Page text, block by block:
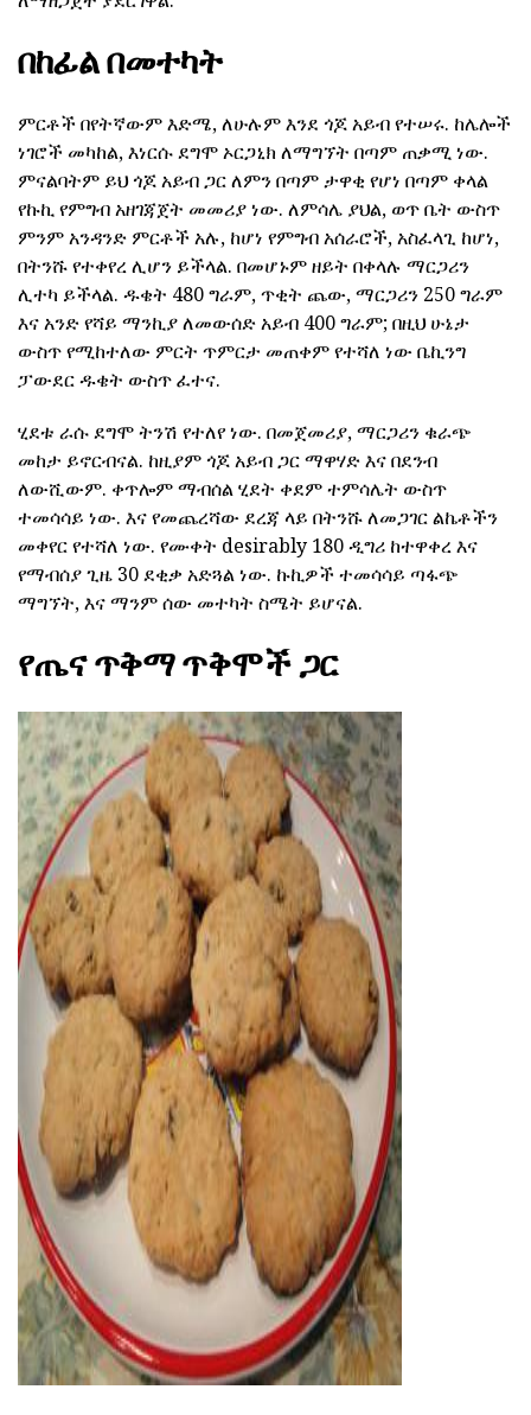
በከፊል በመተካት
ምርቶች በየትኛውም እድሜ, ለሁሉም እንደ ጎጆ አይብ የተሠሩ. ከሌሎች
ነገሮች መካከል, እነርሱ ደግሞ ኦርጋኒክ ለማግኘት በጣም ጠቃሚ ነው.
ምናልባትም ይህ ጎጆ አይብ ጋር ለምን በጣም ታዋቂ የሆነ በጣም ቀላል
የኩኪ የምግብ አዘገጃጀት መመሪያ ነው. ለምሳሌ ያህል, ወጥ ቤት ውስጥ
ምንም አንዳንድ ምርቶች አሉ, ከሆነ የምግብ አሰራሮች, አስፈላጊ ከሆነ,
በትንሹ የተቀየረ ሊሆን ይችላል. በመሆኑም ዘይት በቀላሉ ማርጋሪን
ሊተካ ይችላል. ዱቄት 480 ግራም, ጥቂት ጨው, ማርጋሪን 250 ግራም
እና አንድ የሻይ ማንኪያ ለመውሰድ አይብ 400 ግራም; በዚህ ሁኔታ
ውስጥ የሚከተለው ምርት ጥምርታ መጠቀም የተሻለ ነው ቤኪንግ
ፓውደር ዱቄት ውስጥ ፈተና.
ሂደቱ ራሱ ደግሞ ትንሽ የተለየ ነው. በመጀመሪያ, ማርጋሪን ቁራጭ
መከታ ይኖርብናል. ከዚያም ጎጆ አይብ ጋር ማዋሃድ እና በደንብ
ለውሺውም. ቀጥሎም ማብሰል ሂደት ቀደም ተምሳሌት ውስጥ
ተመሳሳይ ነው. እና የመጨረሻው ደረጃ ላይ በትንሹ ለመጋገር ልኬቶችን
መቀየር የተሻለ ነው. የሙቀት desirably 180 ዲግሪ ከተዋቀረ እና
የማብሰያ ጊዜ 30 ደቂቃ አድጓል ነው. ኩኪዎች ተመሳሳይ ጣፋጭ
ማግኘት, እና ማንም ሰው መተካት ስሜት ይሆናል.
የጤና ጥቅማ ጥቅሞች ጋር
ad